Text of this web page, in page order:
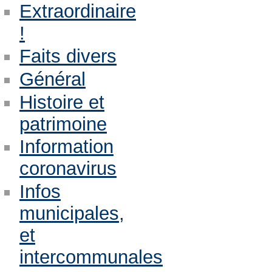
Extraordinaire
!
Faits divers
Général
Histoire et
patrimoine
Information
coronavirus
Infos
municipales,
et
intercommunales